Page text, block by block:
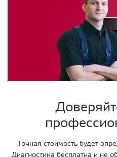
Точная стоимость будет
Диагностика бесплатна и не